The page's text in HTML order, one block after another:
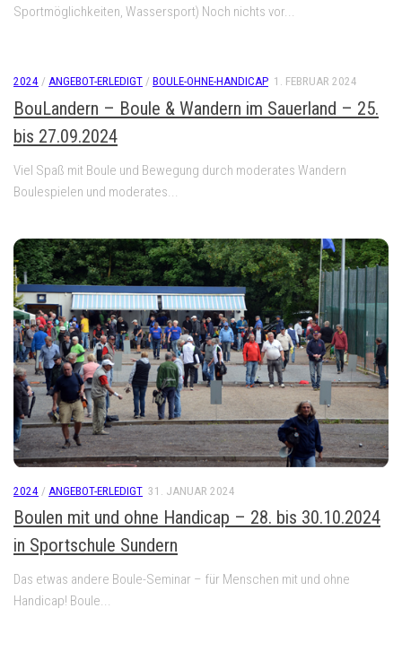
Sportmöglichkeiten, Wassersport) Noch nichts vor...
2024 / ANGEBOT-ERLEDIGT / BOULE-OHNE-HANDICAP 1. FEBRUAR 2024
BouLandern – Boule & Wandern im Sauerland – 25.
bis 27.09.2024
Viel Spaß mit Boule und Bewegung durch moderates Wandern
Boulespielen und moderates...
2024 / ANGEBOT-ERLEDIGT 31. JANUAR 2024
Boulen mit und ohne Handicap – 28. bis 30.10.2024
in Sportschule Sundern
Das etwas andere Boule-Seminar – für Menschen mit und ohne
Handicap! Boule...